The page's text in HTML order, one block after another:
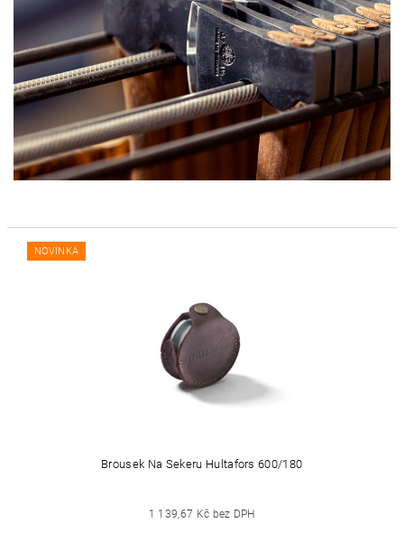
NOVINKA
Brousek Na Sekeru Hultafors 600/180
1 139,67 Kč bez DPH